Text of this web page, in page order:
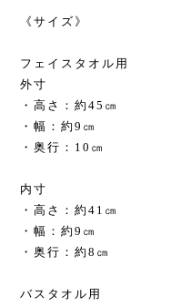
《サイズ》
フェイスタオル用
外寸
・高さ：約45㎝
・幅：約9㎝
・奥行：10㎝
内寸
・高さ：約41㎝
・幅：約9㎝
・奥行：約8㎝
バスタオル用